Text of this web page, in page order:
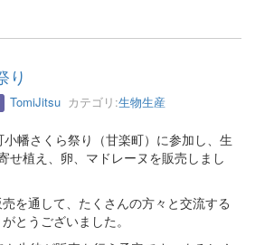
り
TomiJitsu カテゴリ:生物生産
幡さくら祭り（甘楽町）に参加し、生
せ植え、卵、マドレーヌを販売しまし
を通して、たくさんの方々と交流する
とうございました。